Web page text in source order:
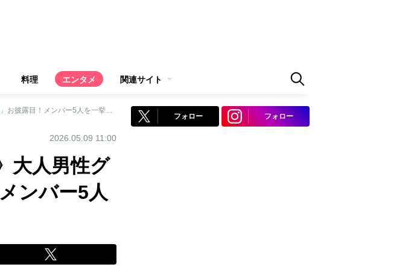
料理 エンタメ 関連サイト
《歌とワインが織りなす新旋風》大人男性グループ「SHiZUKU」お披露目！メンバー5人を一挙紹介
2026.05.09 11:00
大人男性グ
ンバー5人
フォロー フォロー